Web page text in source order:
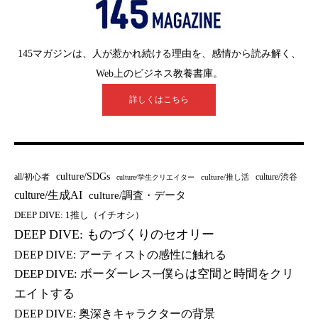
145マガジンは、人が惹かれ続ける理由を、感情から読み解く、
Web上のビジネス教養書庫。
詳しくはこちら
all/初心者 culture/SDGs culture/学生クリエイター culture/推し活 culture/渋谷
culture/生成AI culture/調査・データ
DEEP DIVE: 1推し（イチオシ）
DEEP DIVE: ものづくりのセオリー
DEEP DIVE: アーティストの感性に触れる
DEEP DIVE: ボーダーレス─僕らは空間と時間をクリ
エイトする
DEEP DIVE: 奥深きキャラクターの背景